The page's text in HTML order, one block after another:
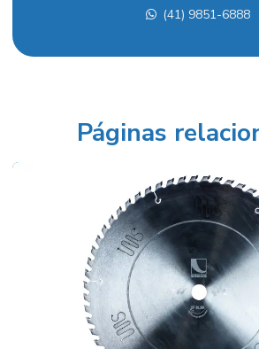
Faca para desengrosso 400x75x9
Faca desengrosso 600
Faca para picador de madeira
Faca para plaina
Faca para plaina de bancada
Faca plaina de mesa
Fita desdobro horizontal
(41) 9851-6888
Páginas